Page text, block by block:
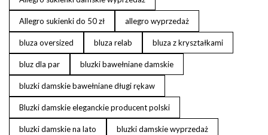
Allegro sukienki do 50 zł allegro wyprzedaż
bluza oversized bluza relab bluza z kryształkami
bluz dla par bluzki bawełniane damskie
bluzki damskie bawełniane długi rękaw
Bluzki damskie eleganckie producent polski
bluzki damskie na lato bluzki damskie wyprzedaż